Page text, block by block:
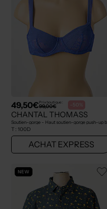
49,50€Prix boutique :
99,00€ -50%
CHANTAL THOMASS
T : 100D
ACHAT EXPRESS
NEW